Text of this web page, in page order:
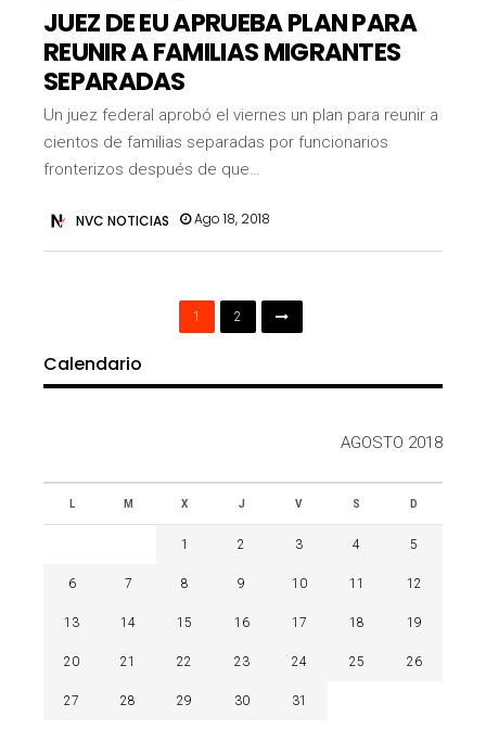
JUEZ DE EU APRUEBA PLAN PARA
REUNIR A FAMILIAS MIGRANTES
SEPARADAS
Un juez federal aprobó el viernes un plan para reunir a
cientos de familias separadas por funcionarios
fronterizos después de que…
NVC NOTICIAS Ago 18, 2018
1 2
Calendario
AGOSTO 2018
L M X J V S D
1 2 3 4 5
6 7 8 9 10 11 12
13 14 15 16 17 18 19
20 21 22 23 24 25 26
27 28 29 30 31